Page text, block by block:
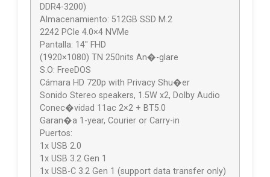
DDR4-3200)
Almacenamiento: 512GB SSD M.2
2242 PCIe 4.0×4 NVMe
Pantalla: 14″ FHD
(1920×1080) TN 250nits An�-glare
S.O: FreeDOS
Cámara HD 720p with Privacy Shu�er
Sonido Stereo speakers, 1.5W x2, Dolby Audio
Conec�vidad 11ac 2×2 + BT5.0
Garan�a 1-year, Courier or Carry-in
Puertos:
1x USB 2.0
1x USB 3.2 Gen 1
1x USB-C 3.2 Gen 1 (support data transfer only)